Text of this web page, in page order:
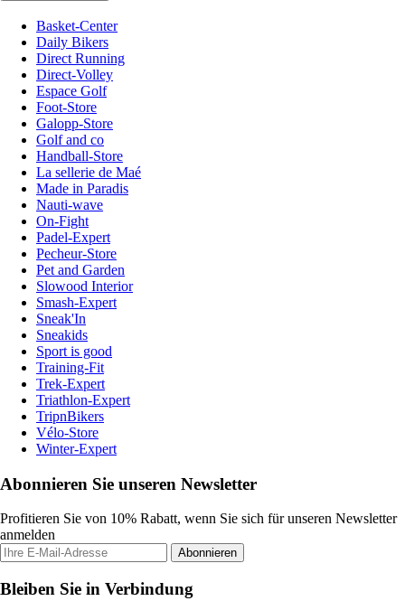
Basket-Center
Daily Bikers
Direct Running
Direct-Volley
Espace Golf
Foot-Store
Galopp-Store
Golf and co
Handball-Store
La sellerie de Maé
Made in Paradis
Nauti-wave
On-Fight
Padel-Expert
Pecheur-Store
Pet and Garden
Slowood Interior
Smash-Expert
Sneak'In
Sneakids
Sport is good
Training-Fit
Trek-Expert
Triathlon-Expert
TripnBikers
Vélo-Store
Winter-Expert
Abonnieren Sie unseren Newsletter
Profitieren Sie von 10% Rabatt, wenn Sie sich für unseren Newsletter
anmelden
Abonnieren
Bleiben Sie in Verbindung